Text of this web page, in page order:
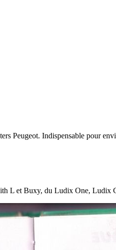
Peugeot. Indispensable pour
L et Buxy, du Ludix One, Ludix